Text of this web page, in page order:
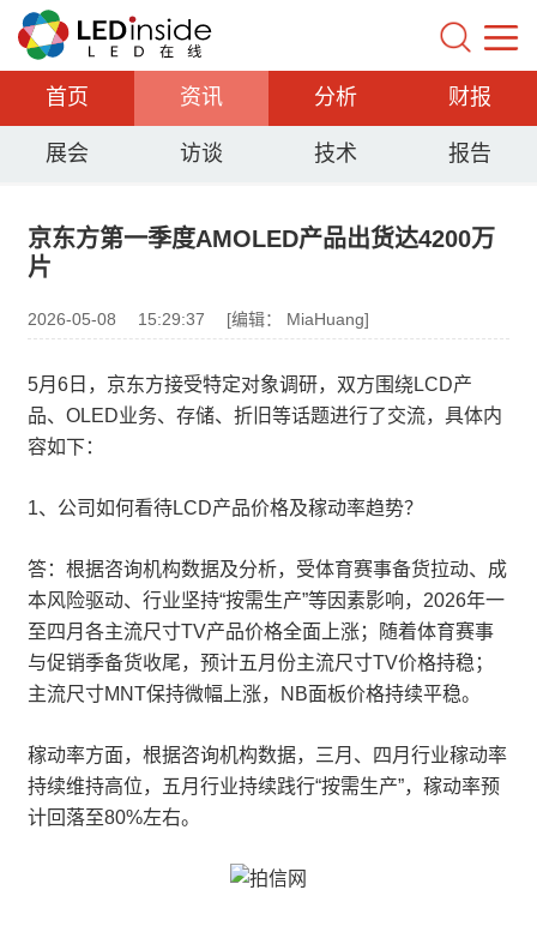
首页 资讯 分析 财报
展会 访谈 技术 报告
京东方第一季度AMOLED产品出货达4200万
片
2026-05-08 15:29:37 [编辑： MiaHuang]
5月6日，京东方接受特定对象调研，双方围绕LCD产
品、OLED业务、存储、折旧等话题进行了交流，具体内
容如下：
1、公司如何看待LCD产品价格及稼动率趋势？
答：根据咨询机构数据及分析，受体育赛事备货拉动、成
本风险驱动、行业坚持“按需生产”等因素影响，2026年一
至四月各主流尺寸TV产品价格全面上涨；随着体育赛事
与促销季备货收尾，预计五月份主流尺寸TV价格持稳；
主流尺寸MNT保持微幅上涨，NB面板价格持续平稳。
稼动率方面，根据咨询机构数据，三月、四月行业稼动率
持续维持高位，五月行业持续践行“按需生产”，稼动率预
计回落至80%左右。